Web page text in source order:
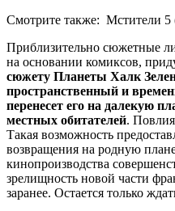
Смотрите также: Мстители 5
Приблизительно сюжетные
на основании комиксов,
сюжету Планеты Халк
пространственный и
перенесет его на далекую
местных обитателей.
Такая возможность
возвращения на родную
кинопроизводства
зрелищность новой части
заранее. Остается только